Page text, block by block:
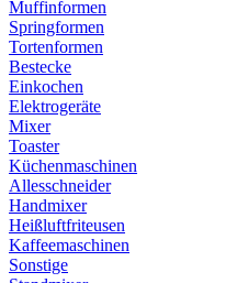
Muffinformen
Springformen
Tortenformen
Bestecke
Einkochen
Elektrogeräte
Mixer
Toaster
Küchenmaschinen
Allesschneider
Handmixer
Heißluftfriteusen
Kaffeemaschinen
Sonstige